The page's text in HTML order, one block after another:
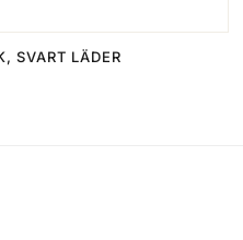
SVART LÄDER